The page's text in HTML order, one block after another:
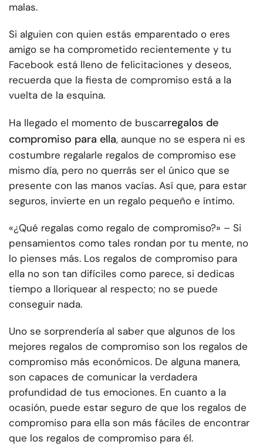
malas.
Si alguien con quien estás emparentado o eres
amigo se ha comprometido recientemente y tu
Facebook está lleno de felicitaciones y deseos,
recuerda que la fiesta de compromiso está a la
vuelta de la esquina.
Ha llegado el momento de buscarregalos de
compromiso para ella, aunque no se espera ni es
costumbre regalarle regalos de compromiso ese
mismo día, pero no querrás ser el único que se
presente con las manos vacías. Así que, para estar
seguros, invierte en un regalo pequeño e íntimo.
«¿Qué regalas como regalo de compromiso?» – Si
pensamientos como tales rondan por tu mente, no
lo pienses más. Los regalos de compromiso para
ella no son tan difíciles como parece, si dedicas
tiempo a lloriquear al respecto; no se puede
conseguir nada.
Uno se sorprendería al saber que algunos de los
mejores regalos de compromiso son los regalos de
compromiso más económicos. De alguna manera,
son capaces de comunicar la verdadera
profundidad de tus emociones. En cuanto a la
ocasión, puede estar seguro de que los regalos de
compromiso para ella son más fáciles de encontrar
que los regalos de compromiso para él.